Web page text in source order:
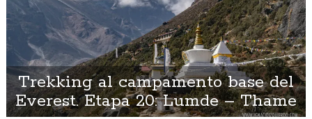
Trekking al campamento base del
Everest. Etapa 20: Lumde – Thame